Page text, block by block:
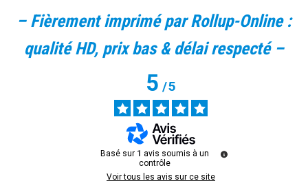
– Fièrement imprimé par Rollup-Online :
qualité HD, prix bas & délai respecté –
5/5
Basé sur 1 avis soumis à un
contrôle
Voir tous les avis sur ce site